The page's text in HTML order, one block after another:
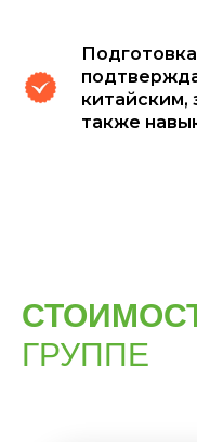
китайским,
также
ГРУППЕ